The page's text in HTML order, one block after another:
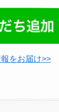
をお届け>>